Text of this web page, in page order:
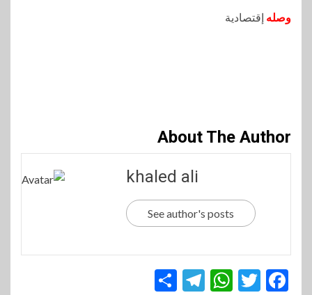
وصله إقتصادية
About The Author
khaled ali
See author's posts
Facebook
Twitter
WhatsApp
Telegram